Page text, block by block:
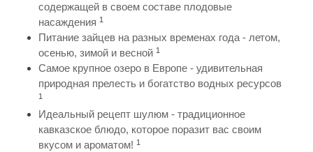
содержащей в своем составе плодовые
насаждения 1
Питание зайцев на разных временах года - летом,
осенью, зимой и весной 1
Самое крупное озеро в Европе - удивительная
природная прелесть и богатство водных ресурсов
1
Идеальный рецепт шулюм - традиционное
кавказское блюдо, которое поразит вас своим
вкусом и ароматом! 1